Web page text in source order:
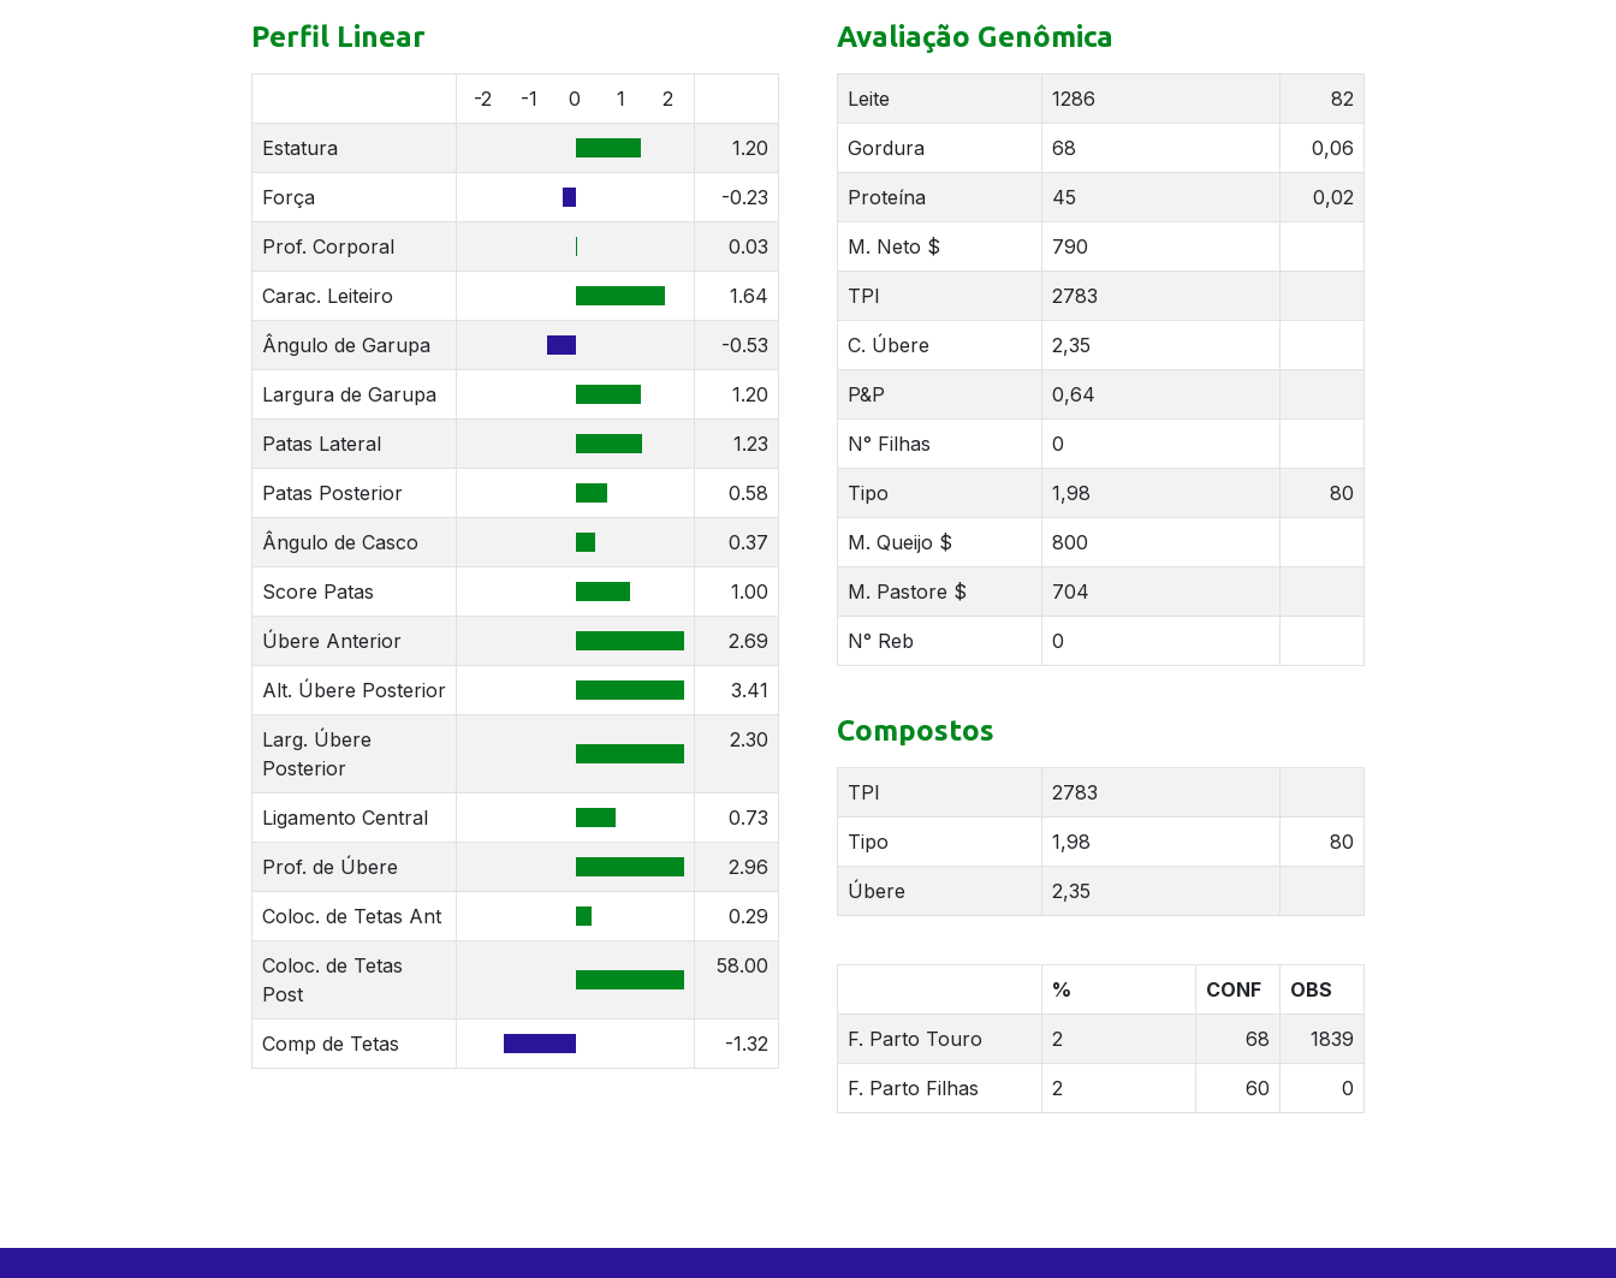
Perfil Linear
-2 -1 0 1 2
Estatura 1.20
Força -0.23
Prof. Corporal 0.03
Carac. Leiteiro 1.64
Ângulo de Garupa -0.53
Largura de Garupa 1.20
Patas Lateral 1.23
Patas Posterior 0.58
Ângulo de Casco 0.37
Score Patas 1.00
Úbere Anterior 2.69
Alt. Úbere Posterior 3.41
Larg. Úbere
Posterior
2.30
Ligamento Central 0.73
Prof. de Úbere 2.96
Coloc. de Tetas Ant 0.29
Coloc. de Tetas
Post
58.00
Comp de Tetas -1.32
Avaliação Genômica
Leite 1286 82
Gordura 68 0,06
Proteína 45 0,02
M. Neto $ 790
TPI 2783
C. Úbere 2,35
P&P 0,64
N° Filhas 0
Tipo 1,98 80
M. Queijo $ 800
M. Pastore $ 704
N° Reb 0
Compostos
TPI 2783
Tipo 1,98 80
Úbere 2,35
% CONF OBS
F. Parto Touro 2 68 1839
F. Parto Filhas 2 60 0